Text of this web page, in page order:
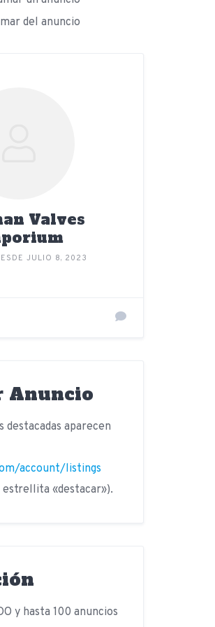
del anuncio
Valves
JULIO 8, 2023
Anuncio
destacadas aparecen
account/listings
estrellita «destacar»).
y hasta 100 anuncios